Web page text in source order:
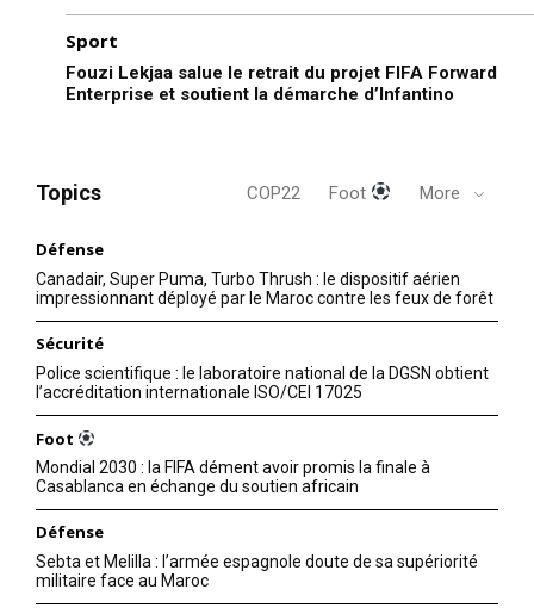
commencer en mars.
Histoire…
annoncé lundi…
11 August 2021
In "Abraham Accords"
Sport
Fouzi Lekjaa salue le retrait du projet FIFA Forward
Enterprise et soutient la démarche d’Infantino
Topics COP22 Foot More
Défense
Canadair, Super Puma, Turbo Thrush : le dispositif aérien
impressionnant déployé par le Maroc contre les feux de forêt
Sécurité
Police scientifique : le laboratoire national de la DGSN obtient
l’accréditation internationale ISO/CEI 17025
Foot
Mondial 2030 : la FIFA dément avoir promis la finale à
Casablanca en échange du soutien africain
Défense
Sebta et Melilla : l’armée espagnole doute de sa supériorité
militaire face au Maroc